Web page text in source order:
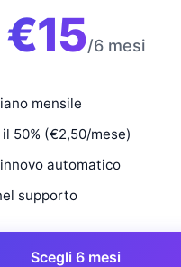
€15/6 mesi
mensile
50% (€2,50/mese)
automatico
supporto
Scegli 6 mesi